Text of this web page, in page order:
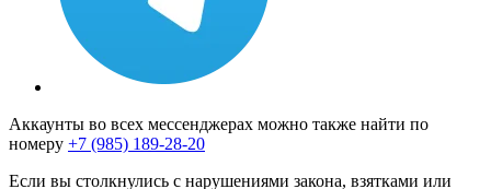
Аккаунты во всех мессенджерах можно также найти по
номеру +7 (985) 189-28-20
Если вы столкнулись с нарушениями закона, взятками или